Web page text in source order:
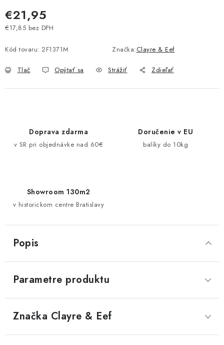
€21,95
€17,85 bez DPH
Kód tovaru: 2F1371M Značka:Clayre & Eef
Tlač Opýtať sa Strážiť Zdieľať
Doprava zdarma
v SR pri objednávke nad 60€
Doručenie v EU
balíky do 10kg
Showroom 130m2
v historickom centre Bratislavy
Popis
Parametre produktu
Značka Clayre & Eef